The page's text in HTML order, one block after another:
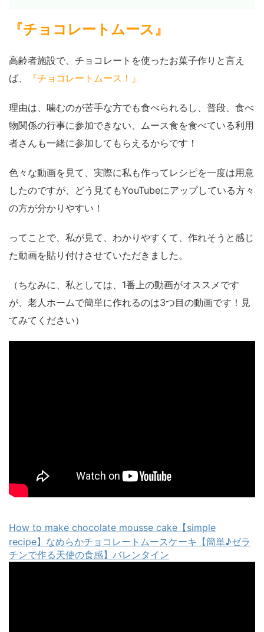
『チョコレートムース』
高齢者施設で、チョコレートを使ったお菓子作りと言え
ば、
『チョコレートムース！』
理由は、噛むのが苦手な方でも食べられるし、普段、食べ
物関係の行事に参加できない、ムース食を食べている利用
者さんも一緒に参加してもらえるからです！
色々な動画を見て、実際に私も作ってレシピを一度は用意
したのですが、どう見てもYouTubeにアップしている方々
の方が分かりやすい！
ってことで、私が見て、わかりやすくて、作れそうと感じ
た動画を貼り付けさせていただきました。
（ちなみに、私としては、1番上の動画がオススメです
が、老人ホームで簡単に作れるのは3つ目の動画です！見
てみてください）
How to make chocolate mousse cake【simple
recipe】なめらかチョコレートムースケーキ【簡単♪ゼラ
チンで作る天使の食感】バレンタイン